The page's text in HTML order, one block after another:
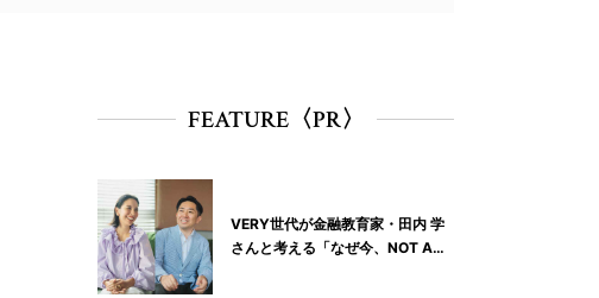
FEATURE〈PR〉
VERY世代が金融教育家・田内 学
さんと考える「なぜ今、NOT A